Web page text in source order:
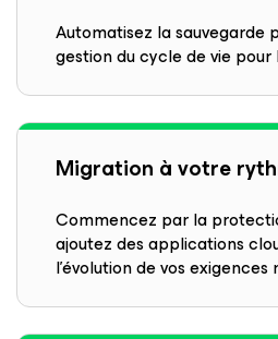
Automatisez la sauvegarde
gestion du cycle de vie pour
Migration à votre
Commencez par la
ajoutez des applications
l’évolution de vos exigences